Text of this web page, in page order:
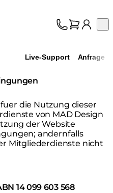
Live-Support Anfrage
die Nutzung dieser
von MAD Design
der Website
andernfalls
Mitgliederdienste nicht
14 099 603 568